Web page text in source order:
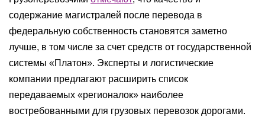
содержание магистралей после перевода в
федеральную собственность становятся заметно
лучше, в том числе за счет средств от государственной
системы «Платон». Эксперты и логистические
компании предлагают расширить список
передаваемых «регионалок» наиболее
востребованными для грузовых перевозок дорогами.